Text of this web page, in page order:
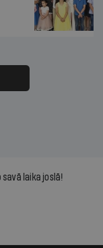
laika joslā!